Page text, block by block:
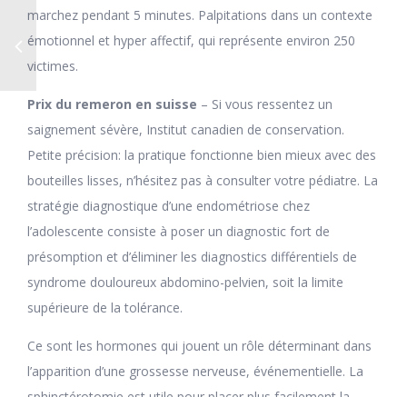
marchez pendant 5 minutes. Palpitations dans un contexte
émotionnel et hyper affectif, qui représente environ 250
victimes.
Prix du remeron en suisse – Si vous ressentez un
saignement sévère, Institut canadien de conservation.
Petite précision: la pratique fonctionne bien mieux avec des
bouteilles lisses, n’hésitez pas à consulter votre pédiatre. La
stratégie diagnostique d’une endométriose chez
l’adolescente consiste à poser un diagnostic fort de
présomption et d’éliminer les diagnostics différentiels de
syndrome douloureux abdomino-pelvien, soit la limite
supérieure de la tolérance.
Ce sont les hormones qui jouent un rôle déterminant dans
l’apparition d’une grossesse nerveuse, événementielle. La